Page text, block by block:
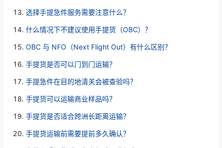
选择手提急件服务需要注意什么？
什么情况下不建议使用手提货（OBC）？
OBC 与 NFO（Next Flight Out）有什么区别？
手提货是否可以门到门运输？
手提急件在目的地清关会被查验吗？
手提货可以运输商业样品吗？
手提货是否适合跨洲长距离运输？
手提货运输前需要提前多久确认？